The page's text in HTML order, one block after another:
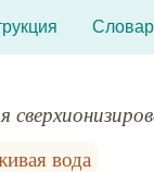
вода